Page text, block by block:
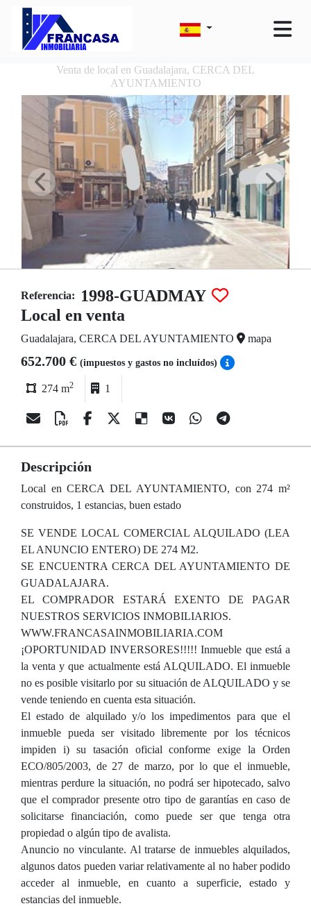
Venta de local en Guadalajara, CERCA DEL
AYUNTAMIENTO
Referencia:
1998-GUADMAY
Local en venta
Guadalajara, CERCA DEL AYUNTAMIENTO mapa
652.700 € (impuestos y gastos no incluídos)
274 m2 1
Descripción
Local en CERCA DEL AYUNTAMIENTO, con 274 m²
construidos, 1 estancias, buen estado
SE VENDE LOCAL COMERCIAL ALQUILADO (LEA
EL ANUNCIO ENTERO) DE 274 M2.
SE ENCUENTRA CERCA DEL AYUNTAMIENTO DE
GUADALAJARA.
EL COMPRADOR ESTARÁ EXENTO DE PAGAR
NUESTROS SERVICIOS INMOBILIARIOS.
WWW.FRANCASAINMOBILIARIA.COM
¡OPORTUNIDAD INVERSORES!!!!! Inmueble que está a
la venta y que actualmente está ALQUILADO. El inmueble
no es posible visitarlo por su situación de ALQUILADO y se
vende teniendo en cuenta esta situación.
El estado de alquilado y/o los impedimentos para que el
inmueble pueda ser visitado libremente por los técnicos
impiden i) su tasación oficial conforme exige la Orden
ECO/805/2003, de 27 de marzo, por lo que el inmueble,
mientras perdure la situación, no podrá ser hipotecado, salvo
que el comprador presente otro tipo de garantías en caso de
solicitarse financiación, como puede ser que tenga otra
propiedad o algún tipo de avalista.
Anuncio no vinculante. Al tratarse de inmuebles alquilados,
algunos datos pueden variar relativamente al no haber podido
acceder al inmueble, en cuanto a superficie, estado y
estancias del inmueble.